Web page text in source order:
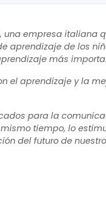
una empresa
aprendizaje de los
más
el aprendizaje y la
para la
tiempo, lo
del futuro de